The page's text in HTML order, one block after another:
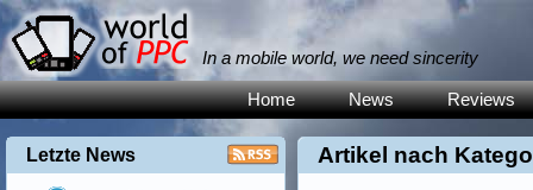
In a mobile world, we need sincerity
Home News Reviews
Artikel nach
Letzte News